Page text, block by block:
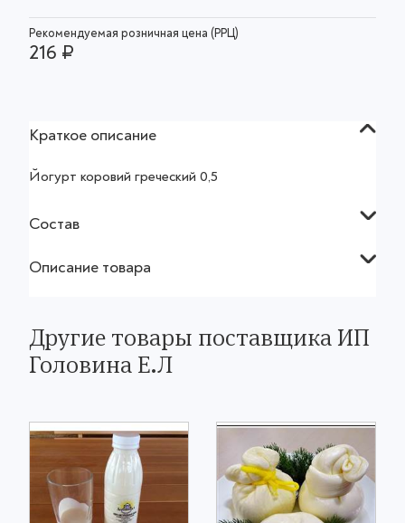
Рекомендуемая розничная цена (РРЦ)
216 ₽
Краткое описание
Йогурт коровий греческий 0,5
Состав
Описание товара
Другие товары поставщика ИП
Головина Е.Л